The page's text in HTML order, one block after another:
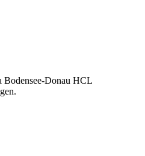
Bodensee-Donau HCL